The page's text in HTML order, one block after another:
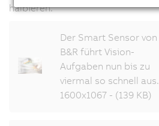
halbieren.
Der Smart Sensor von
B&R führt Vision-
Aufgaben nun bis zu
viermal so schnell aus.
1600x1067 - (139 KB)